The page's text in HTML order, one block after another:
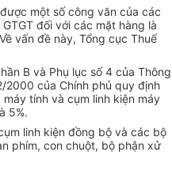
một số công văn của các
đối với các mặt hàng là
vấn đề này, Tổng cục Thuế
B và Phụ lục số 4 của Thông
2000 của Chính phủ quy định
tính và cụm linh kiện máy
5%.
linh kiện đồng bộ và các bộ
phím, con chuột, bộ phận xử